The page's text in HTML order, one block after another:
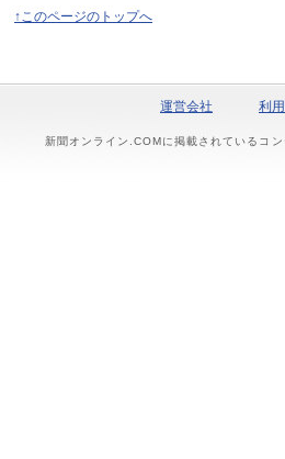
↑このページのトップへ
運営会社 利
新聞オンライン.COMに掲載されているコ